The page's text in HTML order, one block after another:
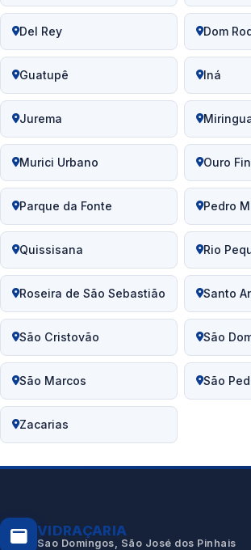
Del Rey Dom
Guatupê Iná
Jurema
Murici Urbano Ouro
Parque da Fonte Pedro
Quissisana Rio
Roseira de São Sebastião Santo
São Cristovão São
São Marcos São
Zacarias
VIDRAÇARIA
Sao Domingos, São José dos Pinhais